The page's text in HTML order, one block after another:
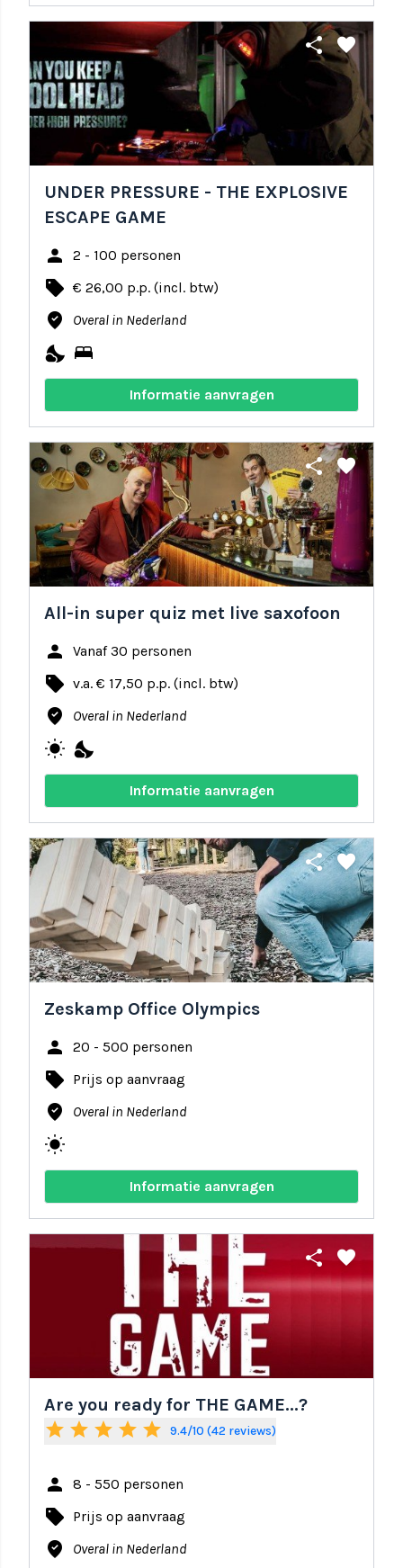
share favorite
UNDER PRESSURE - THE EXPLOSIVE
ESCAPE GAME
person 2 - 100 personen
local_offer € 26,00 p.p. (incl. btw)
where_to_vote Overal in Nederland
nights_stay bed
Informatie aanvragen
share favorite
All-in super quiz met live saxofoon
person Vanaf 30 personen
local_offer v.a. € 17,50 p.p. (incl. btw)
where_to_vote Overal in Nederland
wb_sunny nights_stay
Informatie aanvragen
share favorite
Zeskamp Office Olympics
person 20 - 500 personen
local_offer Prijs op aanvraag
where_to_vote Overal in Nederland
wb_sunny
Informatie aanvragen
share favorite
Are you ready for THE GAME...?
star star star star star 9.4/10 (42 reviews)
person 8 - 550 personen
local_offer Prijs op aanvraag
where_to_vote Overal in Nederland